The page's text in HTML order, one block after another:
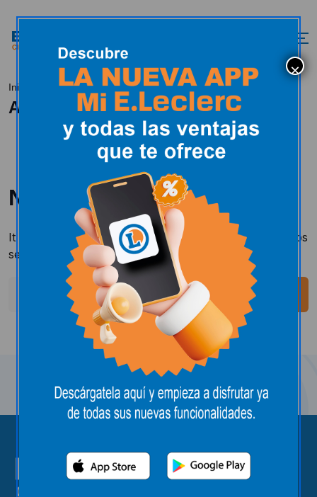
Inicio D.O.Valdeorras
All Posts
Nothing Found
It seems we can't find what you're looking for. Perhaps
searching can help.